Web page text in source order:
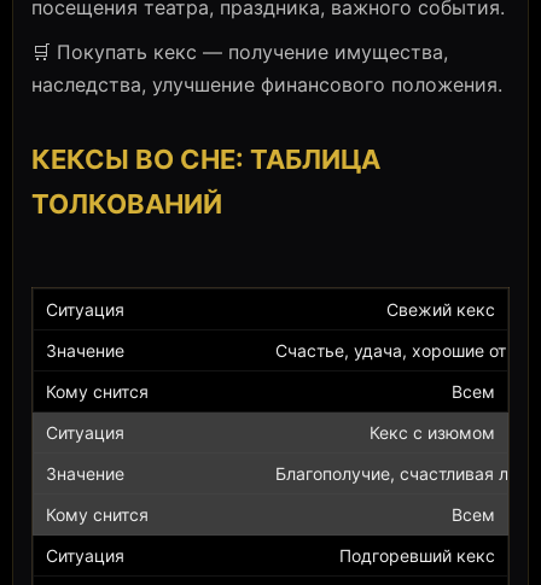
посещения театра, праздника, важного события.
🛒 Покупать кекс — получение имущества,
наследства, улучшение финансового положения.
КЕКСЫ ВО СНЕ: ТАБЛИЦА
ТОЛКОВАНИЙ
Свежий кекс
Счастье, удача, хорошие
Всем
Кекс с изюмом
Благополучие, счастливая
Всем
Подгоревший кекс